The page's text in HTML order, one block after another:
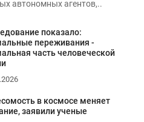
автономных агентов,..
показало:
переживания -
часть человеческой
в космосе меняет
заявили ученые